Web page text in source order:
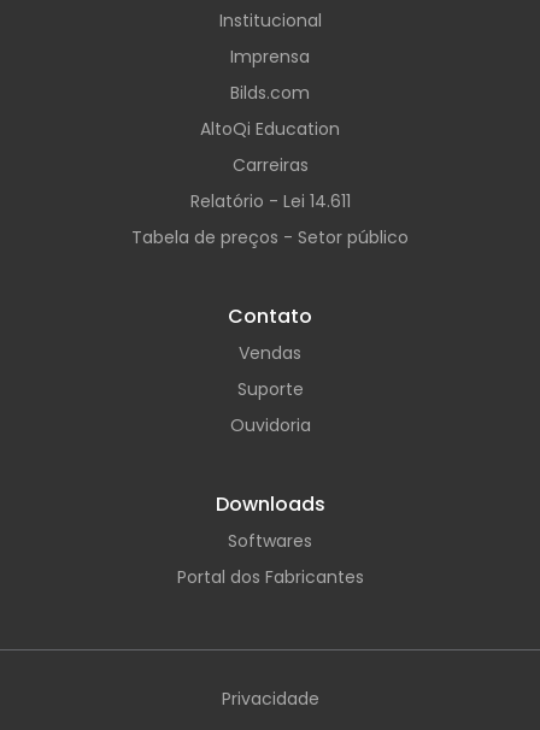
Institucional
Imprensa
Bilds.com
AltoQi Education
Carreiras
Relatório - Lei 14.611
Tabela de preços - Setor público
Contato
Vendas
Suporte
Ouvidoria
Downloads
Softwares
Portal dos Fabricantes
Privacidade